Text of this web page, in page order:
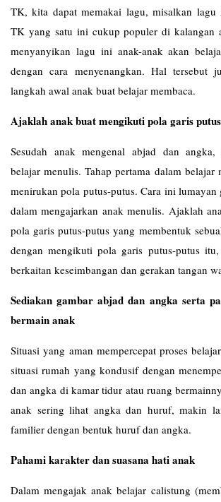
TK, kita dapat memakai lagu, misalkan
TK yang satu ini cukup populer di kalangan
menyanyikan lagu ini anak-anak akan
dengan cara menyenangkan. Hal tersebut
langkah awal anak buat belajar membaca.
Ajaklah anak buat mengikuti pola garis
Sesudah anak mengenal abjad dan
belajar menulis. Tahap pertama dalam belajar
menirukan pola putus-putus. Cara ini lumayan
dalam mengajarkan anak menulis. Ajaklah
pola garis putus-putus yang membentuk
dengan mengikuti pola garis putus-putus
berkaitan keseimbangan dan gerakan tangan
Sediakan gambar abjad dan angka serta
bermain anak
Situasi yang aman mempercepat proses
situasi rumah yang kondusif dengan
dan angka di kamar tidur atau ruang
anak sering lihat angka dan huruf, makin
familier dengan bentuk huruf dan angka.
Pahami karakter dan suasana hati anak
Dalam mengajak anak belajar calistung